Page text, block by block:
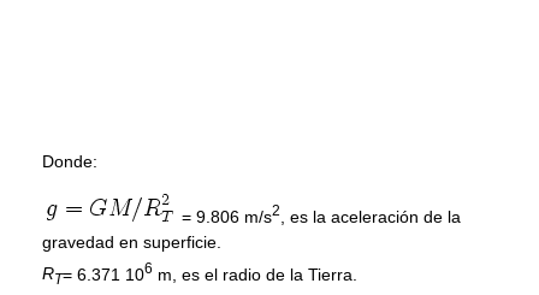
Donde:
= 9.806 m/s2
, es la aceleración de la
gravedad en superficie.
RT= 6.371 106 m, es el radio de la Tierra.